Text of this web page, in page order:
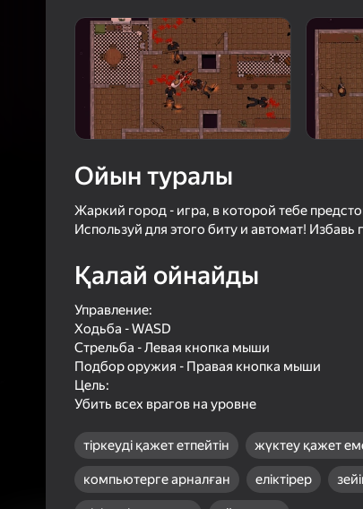
Ойын туралы
Жаркий город - игра, в которой тебе
Используй для этого биту и автомат! Избавь
Қалай ойнайды
Управление:
Ходьба - WASD
Стрельба - Левая кнопка мыши
Подбор оружия - Правая кнопка мыши
Цель:
Убить всех врагов на уровне
тіркеуді қажет етпейтін жүктеу қажет
компьютерге арналған еліктірер